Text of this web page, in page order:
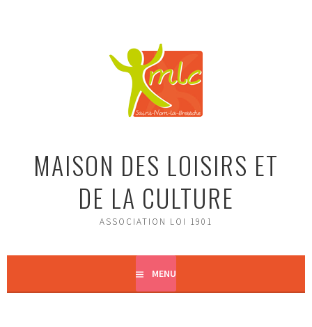
MAISON DES LOISIRS ET
DE LA CULTURE
ASSOCIATION LOI 1901
MENU